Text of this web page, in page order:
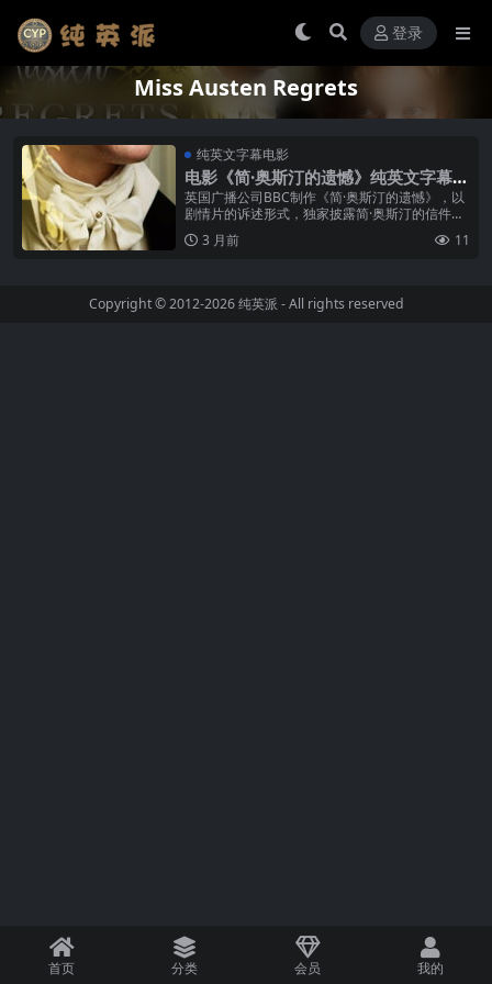
登录
Miss Austen Regrets
纯英文字幕电影
电影《简·奥斯汀的遗憾》纯英文字幕高
清MP4下载
英国广播公司BBC制作《简·奥斯汀的遗憾》，以
剧情片的诉述形式，独家披露简·奥斯汀的信件、
日记和她的小说，重现这位女文豪的浪漫一生，
走进她鲜为人知的内心世界。汤...
3 月前 11
Copyright © 2012-2026纯英派 - All rights reserved
首页 分类 会员 我的